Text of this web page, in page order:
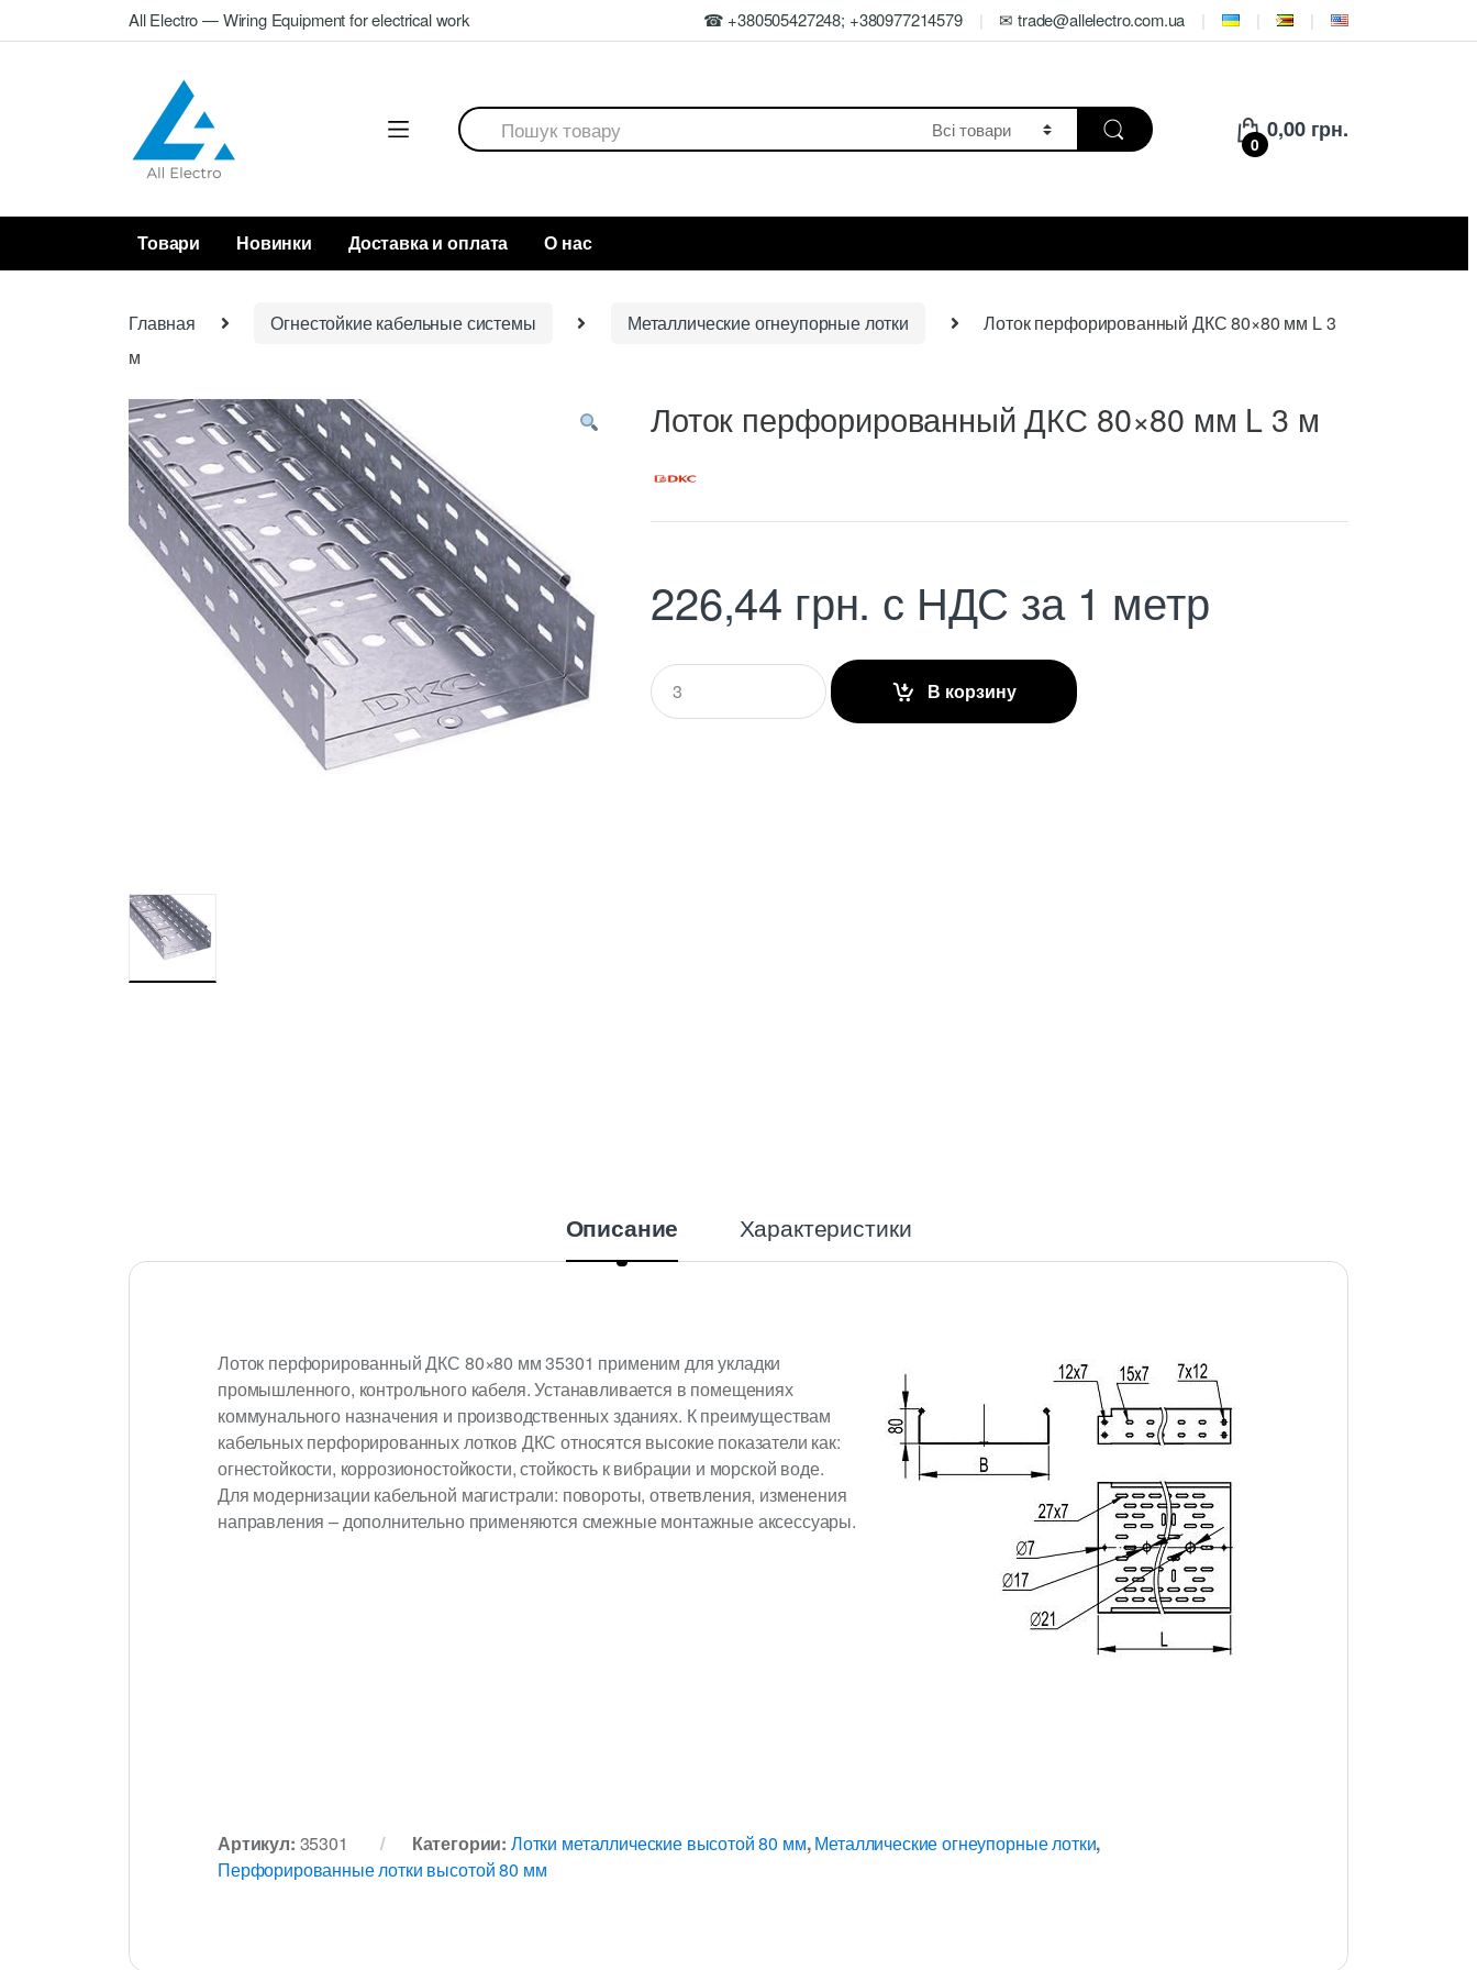
to
to
All Electro — Wiring Equipment for electrical work ☎ +380505427248; +380977214579 ✉ trade@allelectro.com.ua
Search
for:
0
0,00 грн.
Товари Новинки Доставка и оплата О нас
Главная Огнестойкие кабельные системы Металлические огнеупорные лотки
Лоток перфорированный ДКС 80×80 мм L 3
м
Лоток перфорированный ДКС 80×80 мм L 3 м
226,44 грн. с НДС за 1 метр
Q
u
В корзину
Описание Характеристики
Лоток перфорированный ДКС 80×80 мм 35301 применим для укладки
промышленного, контрольного кабеля. Устанавливается в помещениях
коммунального назначения и производственных зданиях. К преимуществам
кабельных перфорированных лотков ДКС относятся высокие показатели как:
огнестойкости, коррозионостойкости, стойкость к вибрации и морской воде.
Для модернизации кабельной магистрали: повороты, ответвления, изменения
направления – дополнительно применяются смежные монтажные аксессуары.
Артикул: 35301 Категории: Лотки металлические высотой 80 мм,Металлические огнеупорные лотки,
Перфорированные лотки высотой 80 мм